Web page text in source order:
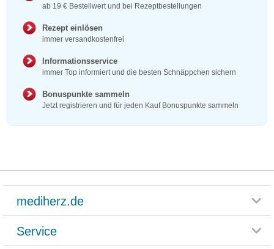
ab 19 € Bestellwert und bei Rezeptbestellungen
Rezept einlösen
immer versandkostenfrei
Informationsservice
immer Top informiert und die besten Schnäppchen sichern
Bonuspunkte sammeln
Jetzt registrieren und für jeden Kauf Bonuspunkte sammeln
mediherz.de
Glossar
Service